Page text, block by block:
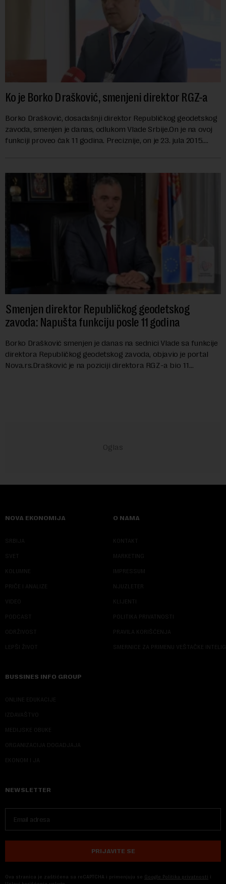
Ko je Borko Drašković, smenjeni direktor RGZ-a
Borko Drašković, dosadašnji direktor Republičkog geodetskog
zavoda, smenjen je danas, odlukom Vlade Srbije.On je na ovoj
funkciji proveo čak 11 godina. Preciznije, on je 23. jula 2015.
Smenjen direktor Republičkog geodetskog
zavoda: Napušta funkciju posle 11 godina
Borko Drašković smenjen je danas na sednici Vlade sa funkcije
direktora Republičkog geodetskog zavoda, objavio je portal
Nova.rs.Drašković je na poziciji direktora RGZ-a bio 11
NOVA EKONOMIJA
SRBIJA
SVET
KOLUMNE
PRIČE I ANALIZE
VIDEO
PODCAST
ODRŽIVOST
LEPŠI ŽIVOT
O NAMA
KONTAKT
MARKETING
IMPRESSUM
NJUZLETER
KLIJENTI
POLITIKA PRIVATNOSTI
PRAVILA KORIŠĆENJA
SMERNICE ZA PRIMENU VEŠTAČKE
BUSSINES INFO GROUP
ONLINE EDUKACIJE
IZDAVAŠTVO
MEDIJSKE OBUKE
ORGANIZACIJA DOGADJAJA
EKONOM I JA
NEWSLETTER
PRIJAVITE SE
Ova stranica je zaštićena sa reCAPTCHA i primenjuju se Google Politika privatnosti i